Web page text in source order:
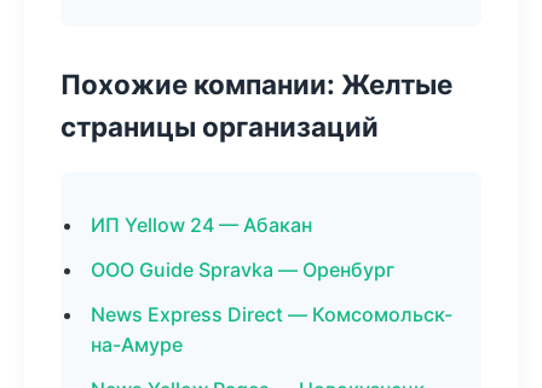
Похожие компании: Желтые
страницы организаций
ИП Yellow 24 — Абакан
ООО Guide Spravka — Оренбург
News Express Direct — Комсомольск-
на-Амуре